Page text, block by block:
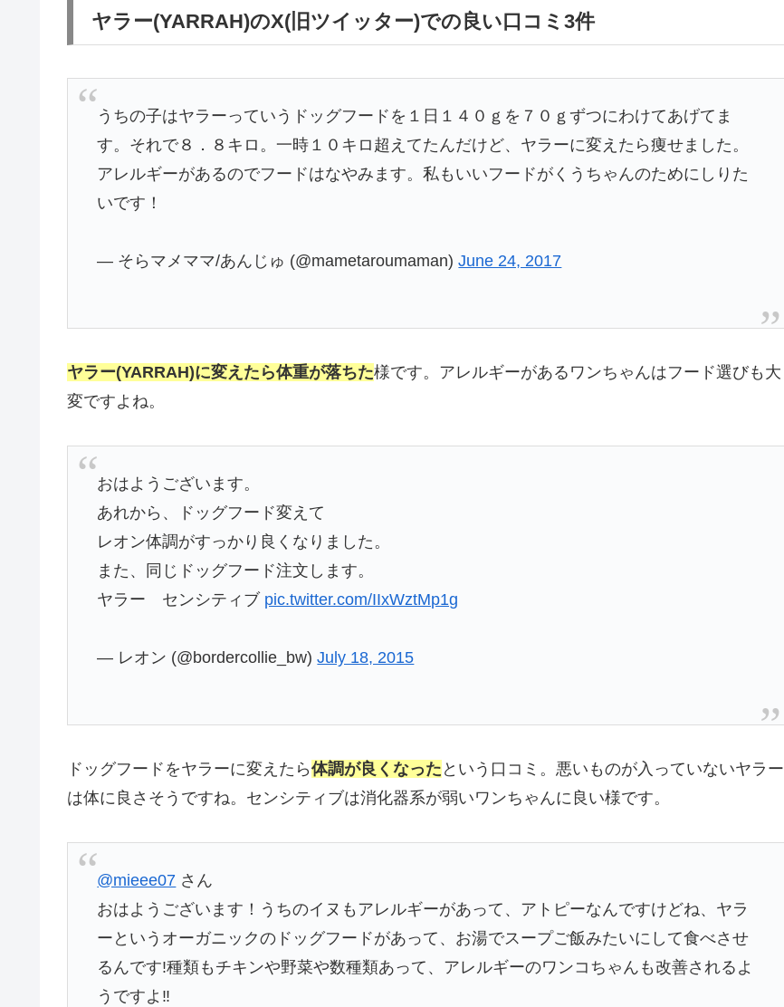
ヤラー(YARRAH)のX(旧ツイッター)での良い口コミ3件
うちの子はヤラーっていうドッグフードを１日１４０ｇを７０ｇずつにわけてあげてま
す。それで８．８キロ。一時１０キロ超えてたんだけど、ヤラーに変えたら痩せました。
アレルギーがあるのでフードはなやみます。私もいいフードがくうちゃんのためにしりた
いです！
— そらマメママ/あんじゅ (@mametaroumaman)June 24, 2017
ヤラー(YARRAH)に変えたら体重が落ちた様です。アレルギーがあるワンちゃんはフード選びも大
変ですよね。
おはようございます。
あれから、ドッグフード変えて
レオン体調がすっかり良くなりました。
また、同じドッグフード注文します。
ヤラー センシティブ pic.twitter.com/IIxWztMp1g
— レオン (@bordercollie_bw)July 18, 2015
ドッグフードをヤラーに変えたら体調が良くなった という口コミ。悪いものが入っていないヤラー
は体に良さそうですね。センシティブは消化器系が弱いワンちゃんに良い様です。
@mieee07 さん
おはようございます！うちのイヌもアレルギーがあって、アトピーなんですけどね、ヤラ
ーというオーガニックのドッグフードがあって、お湯でスープご飯みたいにして食べさせ
るんです!種類もチキンや野菜や数種類あって、アレルギーのワンコちゃんも改善されるよ
うですよ‼︎